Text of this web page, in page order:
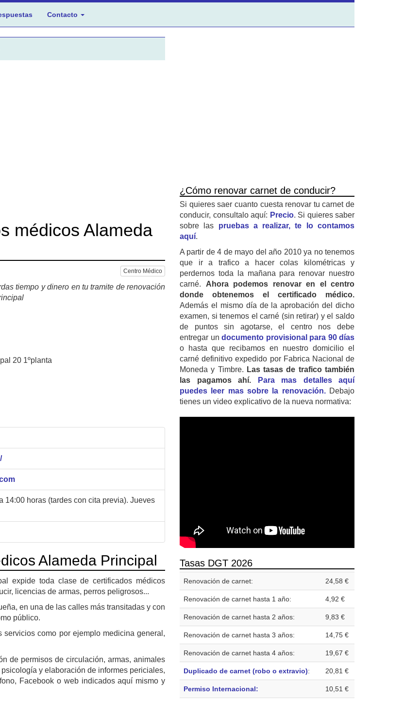
Contacto
médicos Alameda
Centro Médico
tiempo y dinero en tu tramite de renovación
20 1ºplanta
14:00 horas (tardes con cita previa). Jueves
Alameda Principal
expide toda clase de certificados médicos
licencias de armas, perros peligrosos...
en una de las calles más transitadas y con
público.
como por ejemplo medicina general,
de permisos de circulación, armas, animales
y elaboración de informes periciales,
Facebook o web indicados aquí mismo y
¿Cómo renovar carnet de conducir?
Si quieres saer cuanto cuesta renovar tu carnet de
conducir, consultalo aquí: Precio. Si quieres saber
sobre las pruebas a realizar, te lo contamos
aquí.
A partir de 4 de mayo del año 2010 ya no tenemos
que ir a trafico a hacer colas kilométricas y
perdernos toda la mañana para renovar nuestro
carné. Ahora podemos renovar en el centro
donde obtenemos el certificado médico.
Además el mismo día de la aprobación del dicho
examen, si tenemos el carné (sin retirar) y el saldo
de puntos sin agotarse, el centro nos debe
entregar un documento provisional para 90 días
o hasta que recibamos en nuestro domicilio el
carné definitivo expedido por Fabrica Nacional de
Moneda y Timbre. Las tasas de trafico también
las pagamos ahí.
Para mas detalles aquí
puedes leer mas sobre la renovación.Debajo
tienes un video explicativo de la nueva normativa:
Tasas DGT 2026
Renovación de carnet: 24,58 €
Renovación de carnet hasta 1 año: 4,92 €
Renovación de carnet hasta 2 años: 9,83 €
Renovación de carnet hasta 3 años: 14,75 €
Renovación de carnet hasta 4 años: 19,67 €
Duplicado de carnet (robo o extravio): 20,81 €
Permiso Internacional: 10,51 €